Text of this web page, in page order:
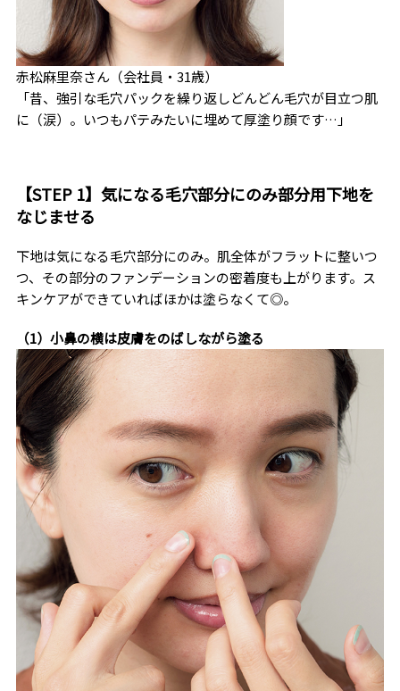
赤松麻里奈さん（会社員・31歳）
「昔、強引な毛穴パックを繰り返しどんどん毛穴が目立つ肌
に（涙）。いつもパテみたいに埋めて厚塗り顔です…」
【STEP 1】気になる毛穴部分にのみ部分用下地を
なじませる
下地は気になる毛穴部分にのみ。肌全体がフラットに整いつ
つ、その部分のファンデーションの密着度も上がります。ス
キンケアができていればほかは塗らなくて◎。
（1）小鼻の横は皮膚をのばしながら塗る